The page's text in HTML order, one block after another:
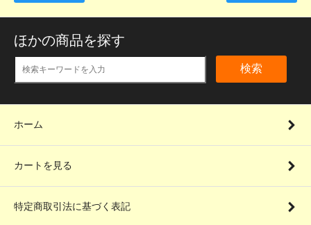
ほかの商品を探す
検索
ホーム
カートを見る
特定商取引法に基づく表記